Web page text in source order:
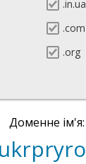
.in.ua
.com
.org
Доменне ім'я: